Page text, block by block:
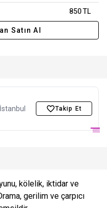
850 TL
Satın Al
İstanbul Takip Et
kölelik, iktidar ve
gerilim ve çarpıcı